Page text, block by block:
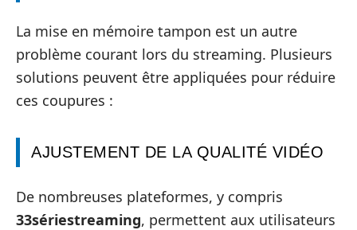
La mise en mémoire tampon est un autre
problème courant lors du streaming. Plusieurs
solutions peuvent être appliquées pour réduire
ces coupures :
AJUSTEMENT DE LA QUALITÉ VIDÉO
De nombreuses plateformes, y compris
33sériestreaming, permettent aux utilisateurs